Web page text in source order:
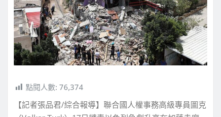
點閱人數: 76,374
【記者張品君/綜合報導】聯合國人權事務高級專員圖克